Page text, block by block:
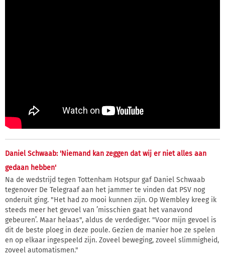
Daniel Schwaab: 'Niemand kan zeggen dat wij er niet alles aan
gedaan hebben'
Na de wedstrijd tegen Tottenham Hotspur gaf Daniel Schwaab
tegenover De Telegraaf aan het jammer te vinden dat PSV nog
onderuit ging. "Het had zo mooi kunnen zijn. Op Wembley kreeg ik
steeds meer het gevoel van ’misschien gaat het vanavond
gebeuren’. Maar helaas", aldus de verdediger. "Voor mijn gevoel is
dit de beste ploeg in deze poule. Gezien de manier hoe ze spelen
en op elkaar ingespeeld zijn. Zoveel beweging, zoveel slimmigheid,
zoveel automatismen."